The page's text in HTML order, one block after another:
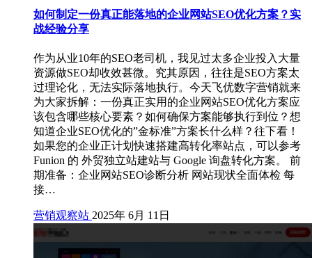
如何制定一份真正能落地的企业网站SEO优化方案？实
战经验分享
作为从业10年的SEO老司机，我见过太多企业投入大量
资源做SEO却收效甚微。究其原因，往往是SEO方案太
过理论化，无法实际落地执行。今天飞优数字营销就来
为大家拆解：一份真正实用的企业网站SEO优化方案应
该包含哪些核心要素？如何确保方案能够执行到位？想
知道企业SEO优化的”金标准”方案长什么样？往下看！
如果您的企业正计划快速搭建高转化率站点，可以参考
Funion 的 外贸独立站建站与 Google 询盘转化方案。 前
期准备：企业网站SEO诊断分析 网站现状全面体检 每
接…
营销观察站 2025年 6月 11日